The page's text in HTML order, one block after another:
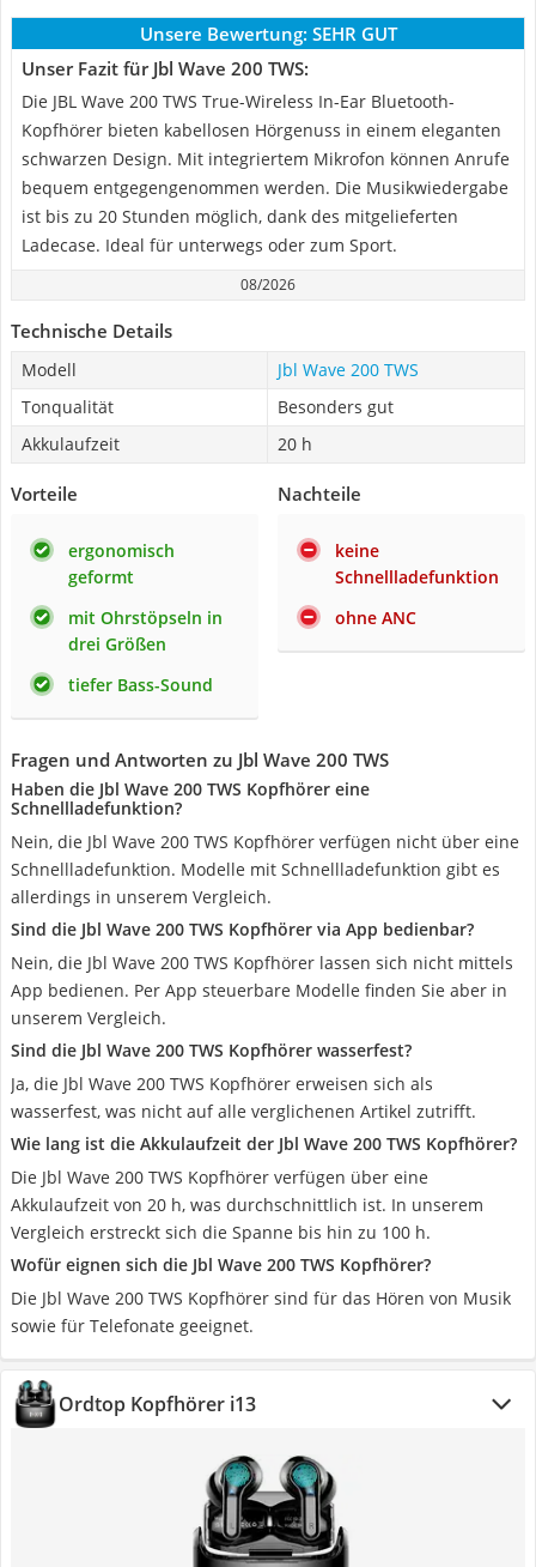
Unsere Bewertung: SEHR GUT
Unser Fazit für Jbl Wave 200 TWS:
Die JBL Wave 200 TWS True-Wireless In-Ear Bluetooth-
Kopfhörer bieten kabellosen Hörgenuss in einem eleganten
schwarzen Design. Mit integriertem Mikrofon können Anrufe
bequem entgegengenommen werden. Die Musikwiedergabe
ist bis zu 20 Stunden möglich, dank des mitgelieferten
Ladecase. Ideal für unterwegs oder zum Sport.
08/2026
Technische Details
Modell
Jbl Wave 200 TWS
Tonqualität
Besonders gut
Akkulaufzeit
20 h
Vorteile
ergonomisch
geformt
mit Ohrstöpseln in
drei Größen
tiefer Bass-Sound
Nachteile
keine
Schnellladefunktion
ohne ANC
Fragen und Antworten zu Jbl Wave 200 TWS
Haben die Jbl Wave 200 TWS Kopfhörer eine
Schnellladefunktion?
Nein, die Jbl Wave 200 TWS Kopfhörer verfügen nicht über eine
Schnellladefunktion. Modelle mit Schnellladefunktion gibt es
allerdings in unserem Vergleich.
Sind die Jbl Wave 200 TWS Kopfhörer via App bedienbar?
Nein, die Jbl Wave 200 TWS Kopfhörer lassen sich nicht mittels
App bedienen. Per App steuerbare Modelle finden Sie aber in
unserem Vergleich.
Sind die Jbl Wave 200 TWS Kopfhörer wasserfest?
Ja, die Jbl Wave 200 TWS Kopfhörer erweisen sich als
wasserfest, was nicht auf alle verglichenen Artikel zutrifft.
Wie lang ist die Akkulaufzeit der Jbl Wave 200 TWS Kopfhörer?
Die Jbl Wave 200 TWS Kopfhörer verfügen über eine
Akkulaufzeit von 20 h, was durchschnittlich ist. In unserem
Vergleich erstreckt sich die Spanne bis hin zu 100 h.
Wofür eignen sich die Jbl Wave 200 TWS Kopfhörer?
Die Jbl Wave 200 TWS Kopfhörer sind für das Hören von Musik
sowie für Telefonate geeignet.
Ordtop Kopfhörer i13